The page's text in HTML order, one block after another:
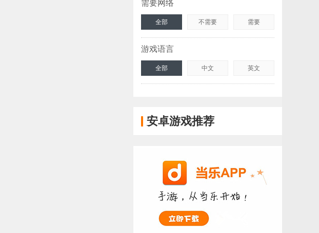
需要网络
全部 不需要 需要
游戏语言
全部 中文 英文
安卓游戏推荐